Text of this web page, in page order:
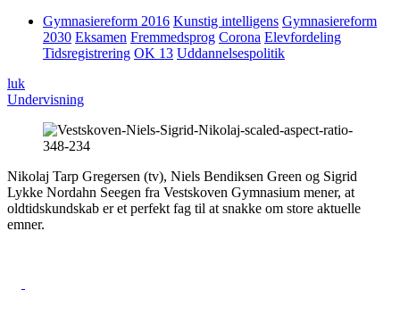
Gymnasiereform 2016 Kunstig intelligens Gymnasiereform
2030 Eksamen Fremmedsprog Corona Elevfordeling
Tidsregistrering OK 13 Uddannelsespolitik
luk
Undervisning
Nikolaj Tarp Gregersen (tv), Niels Bendiksen Green og Sigrid
Lykke Nordahn Seegen fra Vestskoven Gymnasium mener, at
oldtidskundskab er et perfekt fag til at snakke om store aktuelle
emner.